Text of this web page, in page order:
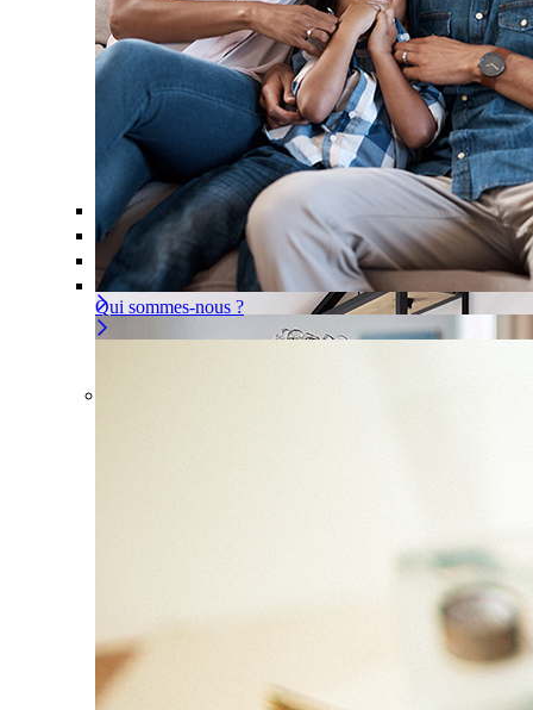
Offre À la carte Gérer ou déléguer votre sécurité, à vous
Pour un appartement Une installation adaptée à votre
Les problèmes couverts
Qui sommes-nous ?